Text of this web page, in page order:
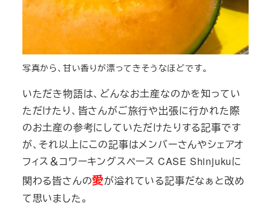
写真から、甘い香りが漂ってきそうなほどです。
いただき物語は、どんなお土産なのかを知ってい
ただけたり、皆さんがご旅行や出張に行かれた際
のお土産の参考にしていただけたりする記事です
が、それ以上にこの記事はメンバーさんやシェアオ
フィス＆コワーキングスペース CASE Shinjukuに
関わる皆さんの愛が溢れている記事だなぁと改め
て思いました。